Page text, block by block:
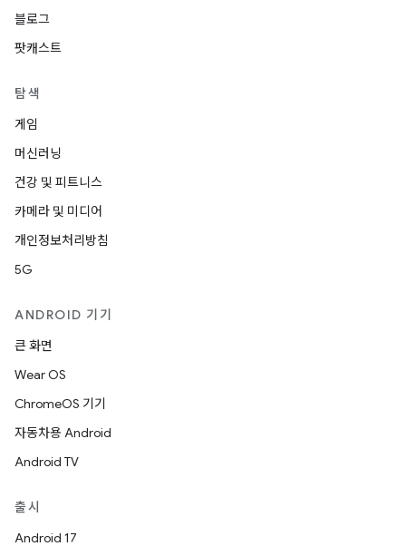
블로그
팟캐스트
탐색
게임
머신러닝
건강 및 피트니스
카메라 및 미디어
개인정보처리방침
5G
ANDROID 기기
큰 화면
Wear OS
ChromeOS 기기
자동차용 Android
Android TV
출시
Android 17